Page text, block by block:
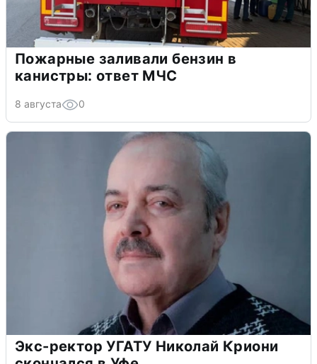
Пожарные заливали бензин в
канистры: ответ МЧС
8 августа 0
Экс-ректор УГАТУ Николай Криони